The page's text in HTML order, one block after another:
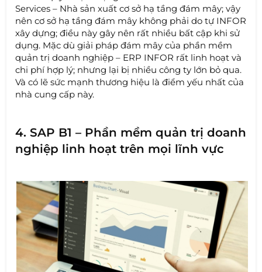
Services – Nhà sản xuất cơ sở hạ tầng đám mây; vậy
nên cơ sở hạ tầng đám mây không phải do tự INFOR
xây dựng; điều này gây nên rất nhiều bất cập khi sử
dụng. Mặc dù giải pháp đám mây của phần mềm
quản trị doanh nghiệp – ERP INFOR rất linh hoạt và
chi phí hợp lý; nhưng lại bị nhiều công ty lớn bỏ qua.
Và có lẽ sức mạnh thương hiệu là điểm yếu nhất của
nhà cung cấp này.
4. SAP B1 – Phần mềm quản trị doanh
nghiệp linh hoạt trên mọi lĩnh vực